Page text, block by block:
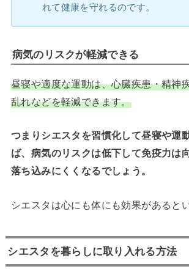
れて健康を守れるのです。
病気のリスクが軽減できる
昼寝や適度な運動は、心臓疾患・精神
乱れなどを軽減できます。
つまりシエスタを習慣化して昼寝や運
ば、病気のリスクは低下して免疫力は
落ち込みにくくなるでしょう。
シエスタは心にも体にも効果があると
シエスタを暮らしに取り入れる方法